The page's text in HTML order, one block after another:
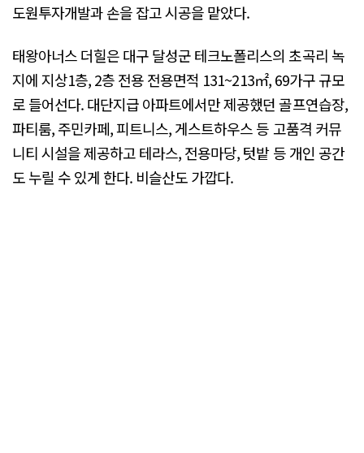
도원투자개발과 손을 잡고 시공을 맡았다.
태왕아너스 더힐은 대구 달성군 테크노폴리스의 초곡리 녹
지에 지상1층, 2층 전용 전용면적 131~213㎡, 69가구 규모
로 들어선다. 대단지급 아파트에서만 제공했던 골프연습장,
파티룸, 주민카페, 피트니스, 게스트하우스 등 고품격 커뮤
니티 시설을 제공하고 테라스, 전용마당, 텃밭 등 개인 공간
도 누릴 수 있게 한다. 비슬산도 가깝다.